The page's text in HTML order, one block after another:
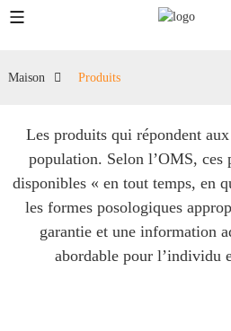
Maison Produits
Les produits qui répondent
population. Selon l’OMS, ces
disponibles « en tout temps, en
les formes posologiques
garantie et une information
abordable pour l’individu